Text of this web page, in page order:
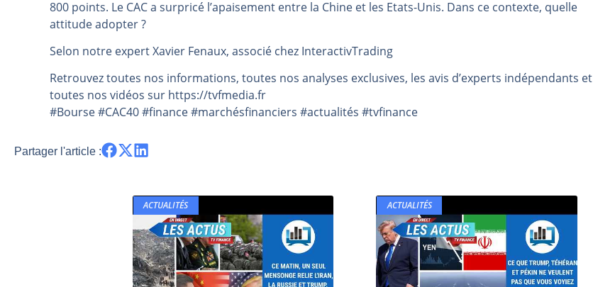
Pourquoi 6 guerres explosent en même temps cette semaine | par Louis-Antoine Michelet
Une inertie haussière qui ralentit | Antoine Quesada – Chrono CAC
Pourquoi le monde entier vacille en même temps cette semaine ? | par Louis-Antoine Michelet
WTI : Explosion mais réserves au plus bas | Denis Desclos – Market Movers
800 points. Le CAC a surpricé l’apaisement entre la Chine et les Etats-Unis. Dans ce contexte, quelle
attitude adopter ?
Selon notre expert Xavier Fenaux, associé chez InteractivTrading
Retrouvez toutes nos informations, toutes nos analyses exclusives, les avis d’experts indépendants et
toutes nos vidéos sur https://tvfmedia.fr
#Bourse #CAC40 #finance #marchésfinanciers #actualités #tvfinance
Partager l'article :
ACTUALITÉS ACTUALITÉS